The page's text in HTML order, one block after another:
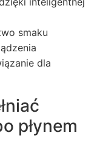
smaku
dla
płynem